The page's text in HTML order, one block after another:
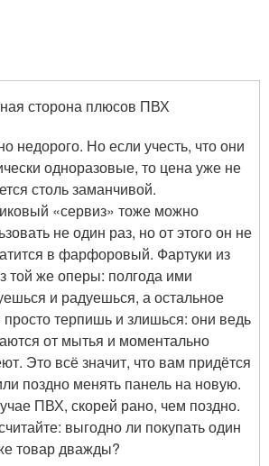
сторона плюсов ПВХ
недорого. Но если учесть, что они
одноразовые, то цена уже не
столь заманчивой.
«сервиз» тоже можно
не один раз, но от этого он не
в фарфоровый. Фартуки из
той же оперы: полгода ими
и радуешься, а остальное
терпишь и злишься: они ведь
от мытья и моментально
Это всё значит, что вам придётся
поздно менять панель на новую.
ПВХ, скорей рано, чем поздно.
выгодно ли покупать один
товар дважды?